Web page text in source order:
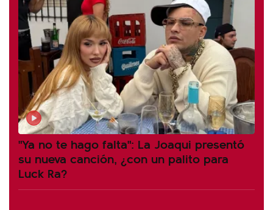
"Ya no te hago falta": La Joaqui presentó
su nueva canción, ¿con un palito para
Luck Ra?